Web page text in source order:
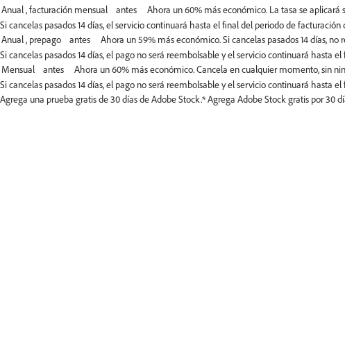
Si cancelas pasados 14 días, el servicio continuará hasta el final del periodo de
Si cancelas pasados 14 días, el pago no será reembolsable y el servicio continuará hasta
Si cancelas pasados 14 días, el pago no será reembolsable y el servicio continuará hasta
Agrega una prueba gratis de 30 días de Adobe Stock.*Agrega Adobe Stock gratis por 30